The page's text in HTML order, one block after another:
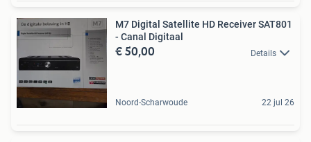
M7 Digital Satellite HD Receiver SAT801
- Canal Digitaal
€ 50,00 Details
Noord-Scharwoude 22 jul 26